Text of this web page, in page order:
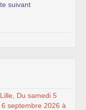
suivant
Du samedi 5
septembre 2026 à